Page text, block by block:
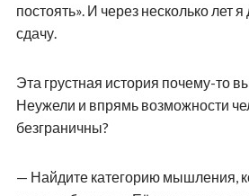
постоять». И через несколько лет
сдачу.
Эта грустная история почему-то
Неужели и впрямь возможности
безграничны?
— Найдите категорию мышления,